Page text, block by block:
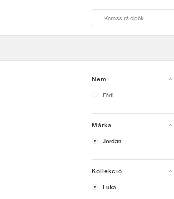
Nem
Férfi
Márka
Jordan
Kollekció
Luka